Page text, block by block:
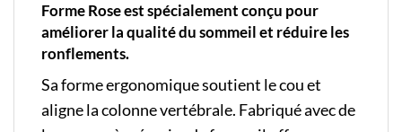
Forme Rose est spécialement conçu pour
améliorer la qualité du sommeil et réduire les
ronflements.
Sa forme ergonomique soutient le cou et
aligne la colonne vertébrale. Fabriqué avec de